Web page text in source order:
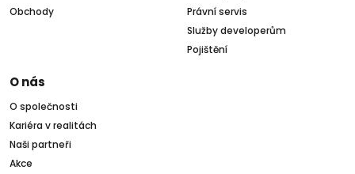
Obchody
Právní servis
Služby developerům
Pojištění
O nás
O společnosti
Kariéra v realitách
Naši partneři
Akce